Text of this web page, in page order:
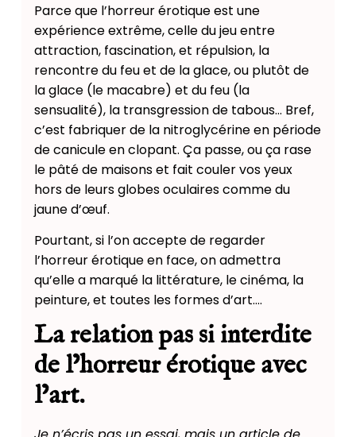
Parce que l’horreur érotique est une
expérience extrême, celle du jeu entre
attraction, fascination, et répulsion, la
rencontre du feu et de la glace, ou plutôt de
la glace (le macabre) et du feu (la
sensualité), la transgression de tabous… Bref,
c’est fabriquer de la nitroglycérine en période
de canicule en clopant. Ça passe, ou ça rase
le pâté de maisons et fait couler vos yeux
hors de leurs globes oculaires comme du
jaune d’œuf.
Pourtant, si l’on accepte de regarder
l’horreur érotique en face, on admettra
qu’elle a marqué la littérature, le cinéma, la
peinture, et toutes les formes d’art….
La relation pas si interdite
de l’horreur érotique avec
l’art.